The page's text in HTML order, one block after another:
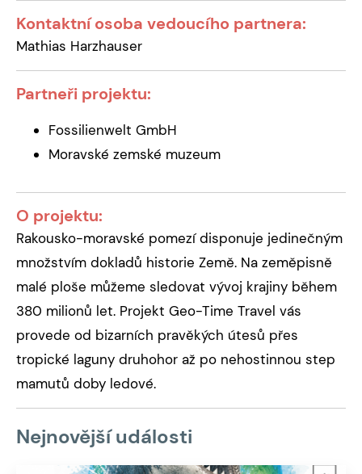
Kontaktní osoba vedoucího partnera:
Mathias Harzhauser
Partneři projektu:
Fossilienwelt GmbH
Moravské zemské muzeum
O projektu:
Rakousko-moravské pomezí disponuje jedinečným
množstvím dokladů historie Země. Na zeměpisně
malé ploše můžeme sledovat vývoj krajiny během
380 milionů let. Projekt Geo-Time Travel vás
provede od bizarních pravěkých útesů přes
tropické laguny druhohor až po nehostinnou step
mamutů doby ledové.
Nejnovější události